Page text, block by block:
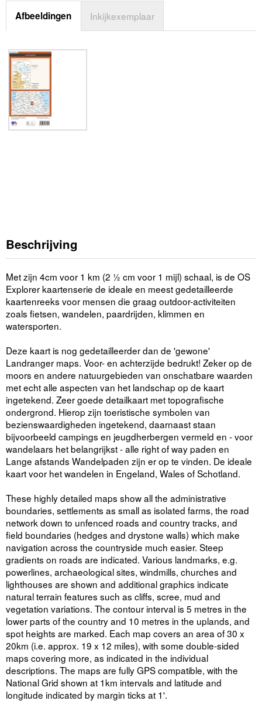
Afbeeldingen Inkijkexemplaar
Beschrijving
Met zijn 4cm voor 1 km (2 ½ cm voor 1 mijl) schaal, is de OS
Explorer kaartenserie de ideale en meest gedetailleerde
kaartenreeks voor mensen die graag outdoor-activiteiten
zoals fietsen, wandelen, paardrijden, klimmen en
watersporten.
Deze kaart is nog gedetailleerder dan de 'gewone'
Landranger maps. Voor- en achterzijde bedrukt! Zeker op de
moors en andere natuurgebieden van onschatbare waarden
met echt alle aspecten van het landschap op de kaart
ingetekend. Zeer goede detailkaart met topografische
ondergrond. Hierop zijn toeristische symbolen van
bezienswaardigheden ingetekend, daarnaast staan
bijvoorbeeld campings en jeugdherbergen vermeld en - voor
wandelaars het belangrijkst - alle right of way paden en
Lange afstands Wandelpaden zijn er op te vinden. De ideale
kaart voor het wandelen in Engeland, Wales of Schotland.
These highly detailed maps show all the administrative
boundaries, settlements as small as isolated farms, the road
network down to unfenced roads and country tracks, and
field boundaries (hedges and drystone walls) which make
navigation across the countryside much easier. Steep
gradients on roads are indicated. Various landmarks, e.g.
powerlines, archaeological sites, windmills, churches and
lighthouses are shown and additional graphics indicate
natural terrain features such as cliffs, scree, mud and
vegetation variations. The contour interval is 5 metres in the
lower parts of the country and 10 metres in the uplands, and
spot heights are marked. Each map covers an area of 30 x
20km (i.e. approx. 19 x 12 miles), with some double-sided
maps covering more, as indicated in the individual
descriptions. The maps are fully GPS compatible, with the
National Grid shown at 1km intervals and latitude and
longitude indicated by margin ticks at 1'.